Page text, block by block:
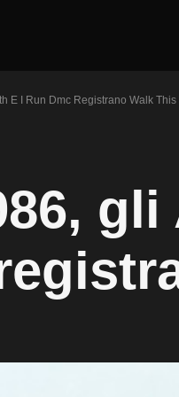
E I Run Dmc Registrano Walk This